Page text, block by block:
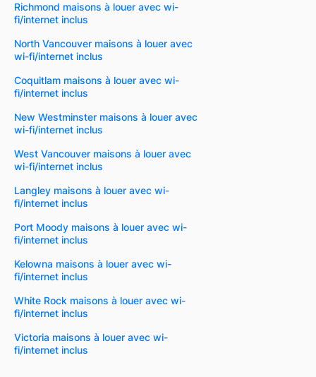
Richmond maisons à louer avec wi-
fi/internet inclus
North Vancouver maisons à louer avec
wi-fi/internet inclus
Coquitlam maisons à louer avec wi-
fi/internet inclus
New Westminster maisons à louer avec
wi-fi/internet inclus
West Vancouver maisons à louer avec
wi-fi/internet inclus
Langley maisons à louer avec wi-
fi/internet inclus
Port Moody maisons à louer avec wi-
fi/internet inclus
Kelowna maisons à louer avec wi-
fi/internet inclus
White Rock maisons à louer avec wi-
fi/internet inclus
Victoria maisons à louer avec wi-
fi/internet inclus